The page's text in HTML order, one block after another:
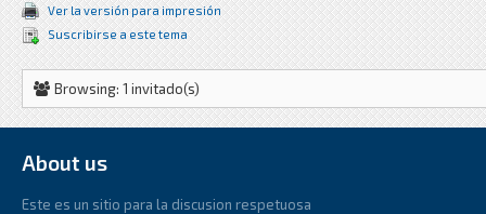
Ver la versión para impresión
Suscribirse a este tema
Browsing: 1 invitado(s)
About us
Este es un sitio para la discusion respetuosa